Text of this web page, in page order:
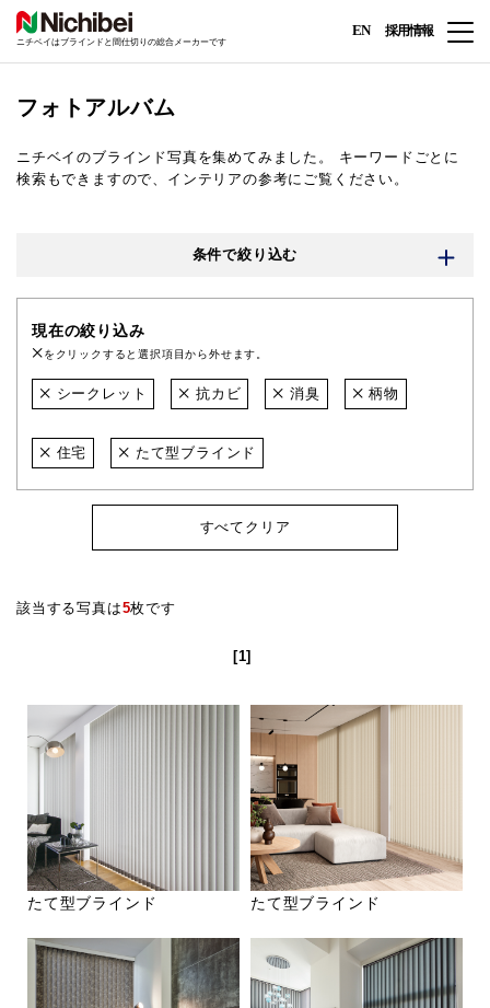
ニチベイはブラインドと間仕切りの総合メーカーです
EN 採用情報
フォトアルバム
ニチベイのブラインド写真を集めてみました。
キーワードごとに
検索もできますので、インテリアの参考にご覧ください。
条件で絞り込む
現在の絞り込み
をクリックすると選択項目から外せます。
シークレット 抗カビ 消臭 柄物
住宅 たて型ブラインド
すべてクリア
該当する写真は5枚です
[1]
たて型ブラインド たて型ブラインド